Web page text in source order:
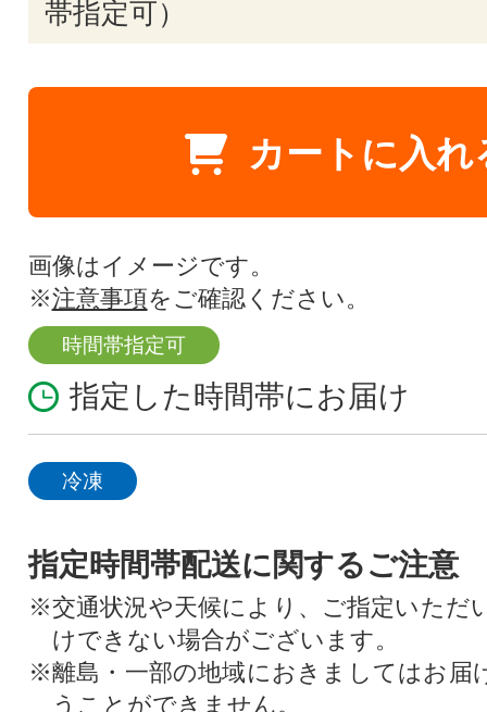
帯指定可）
カートに入れ
画像はイメージです。
※注意事項をご確認ください。
時間帯指定可
指定した時間帯にお届け
冷凍
指定時間帯配送に関するご注意
※交通状況や天候により、ご指定いただ
けできない場合がございます。
※離島・一部の地域におきましてはお届
うことができません。